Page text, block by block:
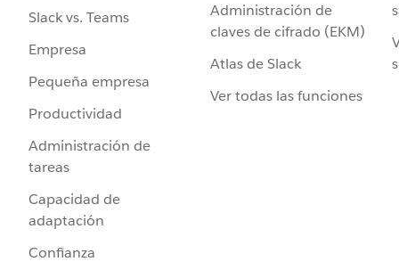
Slack vs. Teams
Empresa
Pequeña empresa
Productividad
Administración de
tareas
Capacidad de
adaptación
Confianza
Administración de
claves de cifrado (EKM)
Atlas de Slack
Ver todas las funciones